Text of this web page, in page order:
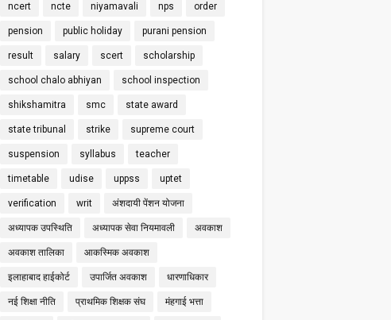
ncert ncte niyamavali nps order
pension public holiday purani pension
result salary scert scholarship
school chalo abhiyan school inspection
shikshamitra smc state award
state tribunal strike supreme court
suspension syllabus teacher
timetable udise uppss uptet
verification writ अंशदायी पेंशन योजना
अध्यापक उपस्थिति अध्यापक सेवा नियमावली अवकाश
अवकाश तालिका आकस्मिक अवकाश
इलाहाबाद हाईकोर्ट उपार्जित अवकाश धारणाधिकार
नई शिक्षा नीति प्राथमिक शिक्षक संघ मंहगाई भत्ता